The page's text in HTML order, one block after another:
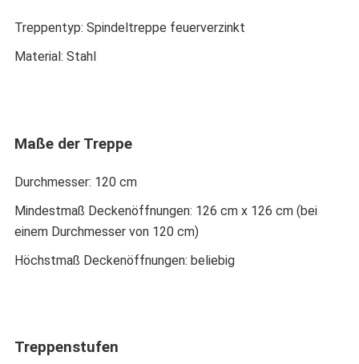
Treppentyp: Spindeltreppe feuerverzinkt
Material: Stahl
Maße der Treppe
Durchmesser: 120 cm
Mindestmaß Deckenöffnungen: 126 cm x 126 cm (bei
einem Durchmesser von 120 cm)
Höchstmaß Deckenöffnungen: beliebig
Treppenstufen